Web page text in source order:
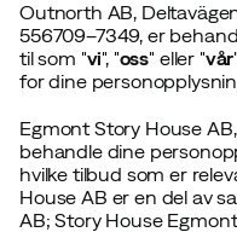
Outnorth AB,
556709–7349, er
til som "vi", "oss" eller "vår
for dine
Egmont Story House
behandle dine
hvilke tilbud som er
House AB er en del av
AB; Story House